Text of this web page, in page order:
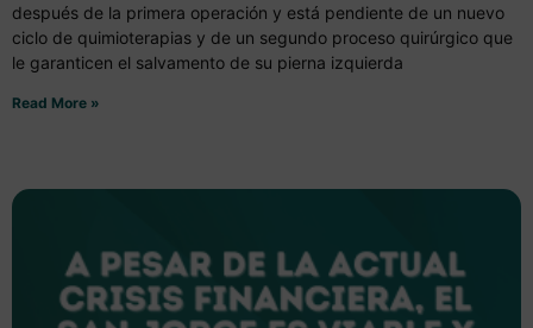
después de la primera operación y está pendiente de un nuevo
ciclo de quimioterapias y de un segundo proceso quirúrgico que
le garanticen el salvamento de su pierna izquierda
Read More »